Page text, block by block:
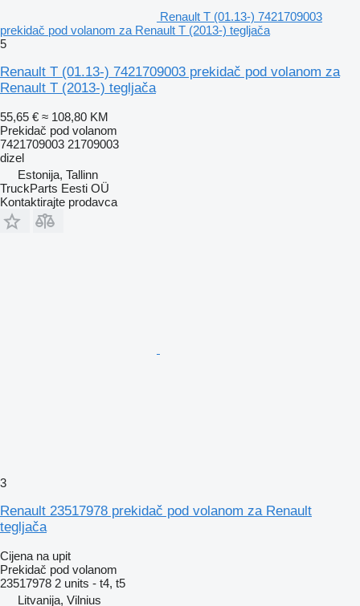
Renault T (01.13-) 7421709003
prekidač pod volanom za Renault T (2013-) tegljača
5
Renault T (01.13-) 7421709003 prekidač pod volanom za
Renault T (2013-) tegljača
55,65 € ≈ 108,80 KM
Prekidač pod volanom
7421709003 21709003
dizel
Estonija, Tallinn
TruckParts Eesti OÜ
Kontaktirajte prodavca
3
Renault 23517978 prekidač pod volanom za Renault
tegljača
Cijena na upit
Prekidač pod volanom
23517978 2 units - t4, t5
Litvanija, Vilnius